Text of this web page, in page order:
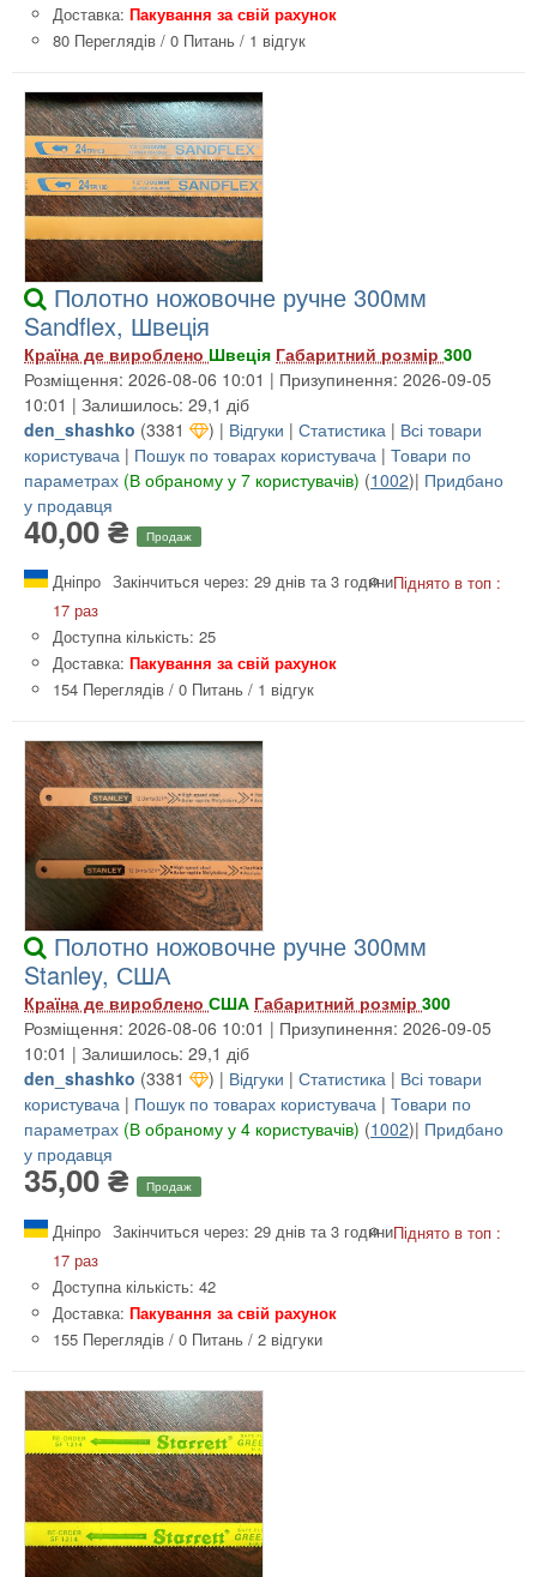
Доставка: Пакування за свій рахунок
80 Переглядів / 0 Питань / 1 відгук
Полотно ножовочне ручне 300мм
Sandflex, Швеція
Країна де вироблено Швеція Габаритний розмір 300
Розміщення: 2026-08-06 10:01 | Призупинення: 2026-09-05
10:01 | Залишилось: 29,1 діб
den_shashko (3381 ) | Відгуки | Статистика | Всі товари
користувача | Пошук по товарах користувача | Товари по
параметрах (В обраному у 7 користувачів) (1002)| Придбано
у продавця
40,00 ₴ Продаж
Дніпро Закінчиться через: 29 днів та 3 годиниПіднято в топ :
17 раз
Доступна кількість: 25
Доставка: Пакування за свій рахунок
154 Переглядів / 0 Питань / 1 відгук
Полотно ножовочне ручне 300мм
Stanley, США
Країна де вироблено США Габаритний розмір 300
Розміщення: 2026-08-06 10:01 | Призупинення: 2026-09-05
10:01 | Залишилось: 29,1 діб
den_shashko (3381 ) | Відгуки | Статистика | Всі товари
користувача | Пошук по товарах користувача | Товари по
параметрах (В обраному у 4 користувачів) (1002)| Придбано
у продавця
35,00 ₴ Продаж
Дніпро Закінчиться через: 29 днів та 3 годиниПіднято в топ :
17 раз
Доступна кількість: 42
Доставка: Пакування за свій рахунок
155 Переглядів / 0 Питань / 2 відгуки